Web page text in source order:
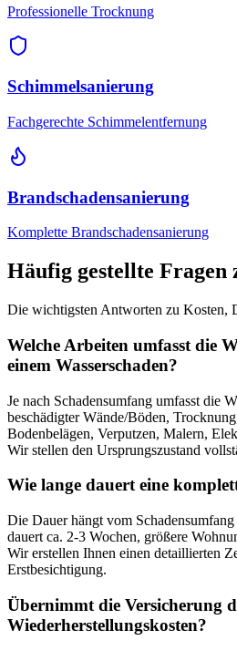
Professionelle Trocknung
Schimmelsanierung
Fachgerechte Schimmelentfernung
Brandschadensanierung
Komplette Brandschadensanierung
Häufig gestellte Fragen
Die wichtigsten Antworten zu Kosten,
Welche Arbeiten umfasst die
einem Wasserschaden?
Je nach Schadensumfang umfasst die
beschädigter Wände/Böden,
Bodenbelägen, Verputzen, Malern,
Wir stellen den Ursprungszustand
Wie lange dauert eine
Die Dauer hängt vom
dauert ca. 2-3 Wochen, größere
Wir erstellen Ihnen einen detaillierten
Erstbesichtigung.
Übernimmt die Versicherung
Wiederherstellungskosten?